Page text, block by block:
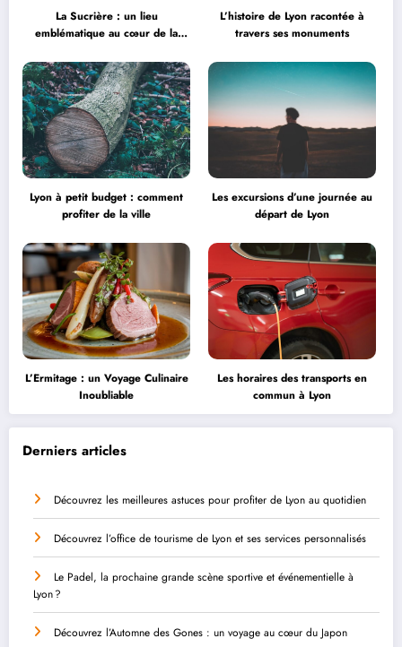
La Sucrière : un lieu
emblématique au cœur de la
L’histoire de Lyon racontée à
travers ses monuments
Lyon à petit budget : comment
profiter de la ville
Les excursions d’une journée au
départ de Lyon
L’Ermitage : un Voyage Culinaire
Inoubliable
Les horaires des transports en
commun à Lyon
Derniers articles
Découvrez les meilleures astuces pour profiter de Lyon au quotidien
Découvrez l’office de tourisme de Lyon et ses services personnalisés
Le Padel, la prochaine grande scène sportive et événementielle à
Lyon ?
Découvrez l’Automne des Gones : un voyage au cœur du Japon